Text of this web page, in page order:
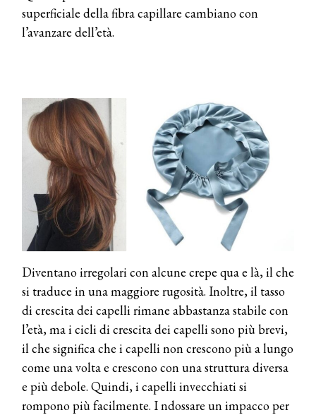
superficiale della fibra capillare cambiano con
l’avanzare dell’età.
Diventano irregolari con alcune crepe qua e là, il che
si traduce in una maggiore rugosità. Inoltre, il tasso
di crescita dei capelli rimane abbastanza stabile con
l’età, ma i cicli di crescita dei capelli sono più brevi,
il che significa che i capelli non crescono più a lungo
come una volta e crescono con una struttura diversa
e più debole. Quindi, i capelli invecchiati si
rompono più facilmente. I ndossare un impacco per